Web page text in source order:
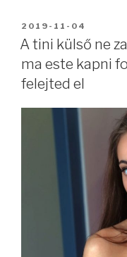
BEKÜLDVE:
2019-11-04
A tini külső ne
ma este kapni
felejted el